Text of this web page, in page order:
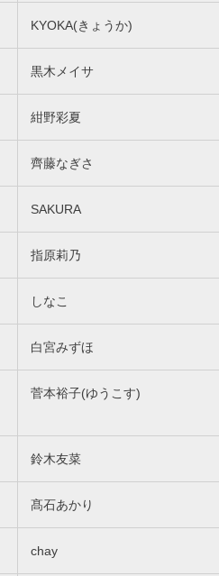
KYOKA(きょうか)
黒木メイサ
紺野彩夏
齊藤なぎさ
SAKURA
指原莉乃
しなこ
白宮みずほ
菅本裕子(ゆうこす)
鈴木友菜
髙石あかり
chay